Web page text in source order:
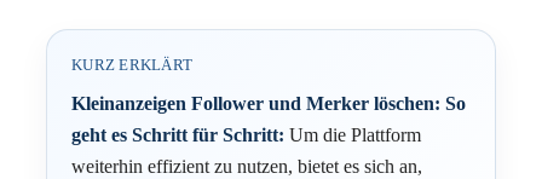
KURZ ERKLÄRT
Kleinanzeigen Follower und Merker löschen: So
geht es Schritt für Schritt: Um die Plattform
weiterhin effizient zu nutzen, bietet es sich an,